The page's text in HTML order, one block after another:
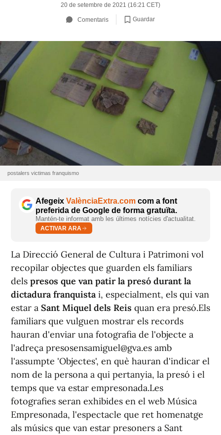
20 de setembre de 2021 (16:21 CET)
Comentaris Guardar
postalers victimas franquismo
Afegeix ValènciaExtra.com com a font
preferida de Google de forma gratuïta.
Mantén-te informat amb les últimes notícies d'actualitat.
ACTIVAR ARA
La Direcció General de Cultura i Patrimoni vol
recopilar objectes que guarden els familiars
dels presos que van patir la presó durant la
dictadura franquista i, especialment, els qui van
estar a Sant Miquel dels Reis quan era presó.Els
familiars que vulguen mostrar els records
hauran d'enviar una fotografia de l'objecte a
l'adreça presosensamiguel@gva.es amb
l'assumpte 'Objectes', en què hauran d'indicar el
nom de la persona a qui pertanyia, la presó i el
temps que va estar empresonada.Les
fotografies seran exhibides en el web Música
Empresonada, l'espectacle que ret homenatge
als músics que van estar presoners a Sant